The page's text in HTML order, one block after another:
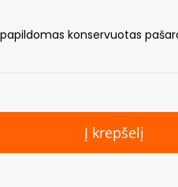
konservuotas
Į krepšelį